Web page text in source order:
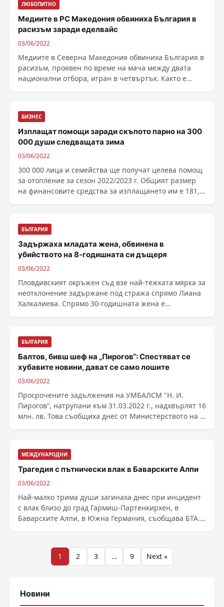
ЛЮБОПИТНО
Медиите в РС Македония обвиниха България в
расизъм заради еделвайс
03/06/2022
Медиите в Северна Македония обвиниха България в
расизъм, проявен по време на мача между двата
национални отбора, игран в четвъртък. Както е
БИЗНЕС
Изплащат помощи заради скъпото парно на 300
000 души следващата зима
03/06/2022
300 000 лица и семейства ще получат целева помощ
за отопление за сезон 2022/2023 г. Общият размер
на финансовите средства за изплащането им е 181,3
БЪЛГАРИЯ
Задържаха младата жена, обвинена в
убийството на 8-годишната си дъщеря
03/06/2022
Пловдивският окръжен съд взе най-тежката мярка за
неотклонение задържане под стража спрямо Лиана
Халкалиева. Спрямо 30-годишната жена е
БЪЛГАРИЯ
Балтов, бивш шеф на „Пирогов“: Спестяват се
хубавите новини, дават се само лошите
03/06/2022
Просрочените задължения на УМБАЛСМ "Н. И.
Пирогов“, натрупани към 31.03.2022 г., надхвърлят 16
млн. лв. Това съобщиха днес от Министерството на ...
МЕЖДУНАРОДНИ
Трагедия с пътнически влак в Баварските Алпи
03/06/2022
Най-малко трима души загинаха днес при инцидент
с влак близо до град Гармиш-Партенкирхен, в
Баварските Алпи, в Южна Германия, съобщава БТА.
Разделяне
публикациите
1 2 3 … 9 Next »
Новини